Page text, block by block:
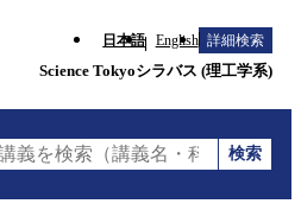
日本語 English 詳細検索
Science Tokyoシラバス (理工学系)
義を検索（講義名・科目コード・
検索